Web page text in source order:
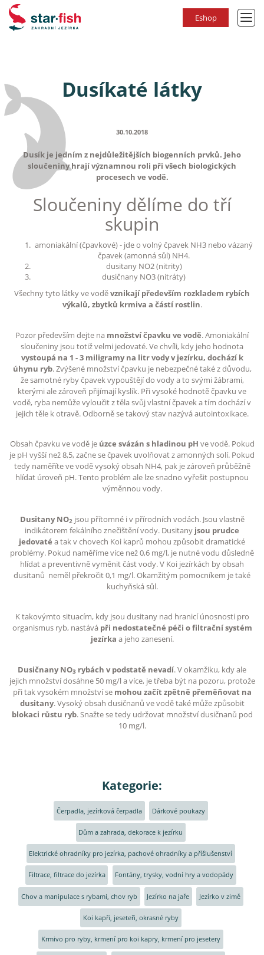
Eshop
Dusíkaté látky
30.10.2018
Dusík je jedním z nejdůležitějších biogenních prvků. Jeho
sloučeniny hrají významnou roli při všech biologických
procesech ve vodě.
Sloučeniny dělíme do tří
skupin
amoniakální (čpavkové) - jde o volný čpavek NH3 nebo vázaný
čpavek (amonná sůl) NH4.
dusitany NO2 (nitrity)
dusičnany NO3 (nitráty)
Všechny tyto látky ve voděvznikají především rozkladem rybích
výkalů, zbytků krmiva a částí rostlin.
Pozor především dejte na množství čpavku ve vodě. Amoniakální
sloučeniny jsou totiž velmi jedovaté. Ve chvíli, kdy jeho hodnota
vystoupá na 1 - 3 miligramy na litr vody v jezírku, dochází k
úhynu ryb. Zvýšené množství čpavku je nebezpečné také z důvodu,
že samotné ryby čpavek vypouštějí do vody a to svými žábrami,
kterými ale zároveň přijímají kyslík. Při vysoké hodnotě čpavku ve
vodě, ryba nemůže vyloučit z těla svůj vlastní čpavek a tím dochází v
jejich těle k otravě. Odborně se takový stav nazývá autointoxikace.
Obsah čpavku ve vodě je úzce svázán s hladinou pH ve vodě. Pokud
je pH vyšší než 8,5, začne se čpavek uvolňovat z amonných solí. Pokud
tedy naměříte ve vodě vysoký obsah NH4, pak je zároveň průběžně
hlídat úroveň pH. Tento problém ale lze snadno vyřešit postupnou
výměnnou vody.
Dusitany NO2 jsou přítomné i v přírodních vodách. Jsou vlastně
indikátorem fekálního znečištění vody. Dusitany jsou prudce
jedovaté a tak v chovech Koi kaprů mohou způsobit dramatické
problémy. Pokud naměříme více než 0,6 mg/l, je nutné vodu důsledně
hlídat a preventivně vyměnit část vody. V Koi jezírkách by obsah
dusitanů neměl překročit 0,1 mg/l. Okamžitým pomocníkem je také
kuchyňská sůl.
K takovýmto situacím, kdy jsou dusitany nad hranicí únosnosti pro
organismus ryb, nastává při nedostatečné péči o filtrační systém
jezírka a jeho zanesení.
Dusičnany NO3 rybách v podstatě nevadí. V okamžiku, kdy ale
jejich množství dosáhne 50 mg/l a více, je třeba být na pozoru, protože
při tak vysokém množství semohou začít zpětně přeměňovat na
dusitany. Vysoký obsah dusičnanů ve vodě také může způsobit
blokaci růstu ryb. Snažte se tedy udržovat množství dusičnanů pod
10 mg/l.
Kategorie:
Čerpadla, jezírková čerpadla Dárkové poukazy
Dům a zahrada, dekorace k jezírku
Elektrické ohradníky pro jezírka, pachové ohradníky a příšlušenství
Filtrace, filtrace do jezírka Fontány, trysky, vodní hry a vodopády
Chov a manipulace s rybami, chov ryb Jezírko na jaře Jezírko v zimě
Koi kapři, jeseteři, okrasné ryby
Krmivo pro ryby, krmení pro koi kapry, krmení pro jesetery